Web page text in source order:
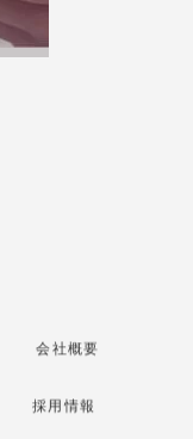
会社概要
採用情報